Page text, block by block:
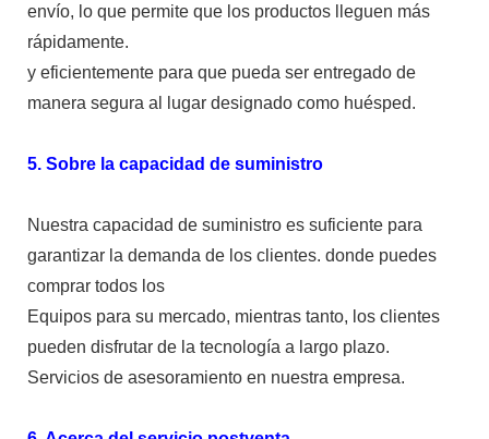
envío, lo que permite que los productos lleguen más
rápidamente.
y eficientemente para que pueda ser entregado de
manera segura al lugar designado como huésped.
5. Sobre la capacidad de suministro
Nuestra capacidad de suministro es suficiente para
garantizar la demanda de los clientes. donde puedes
comprar todos los
Equipos para su mercado, mientras tanto, los clientes
pueden disfrutar de la tecnología a largo plazo.
Servicios de asesoramiento en nuestra empresa.